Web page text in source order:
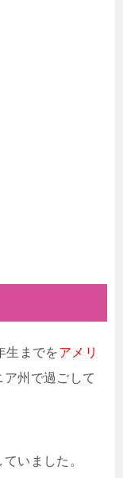
生までをアメリ
州で過ごして
いました。